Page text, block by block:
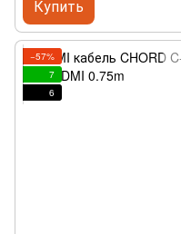
Купить
−57%
7
6